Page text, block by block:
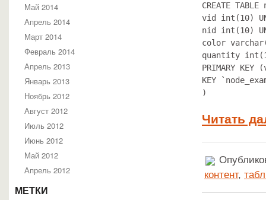
Май 2014
Апрель 2014
Март 2014
Февраль 2014
Апрель 2013
Январь 2013
Ноябрь 2012
Август 2012
Июль 2012
Июнь 2012
Май 2012
Апрель 2012
МЕТКИ
CREATE
vid int(10)
nid int(10)
color
quantity
PRIMARY
KEY
)
Читать
контент,